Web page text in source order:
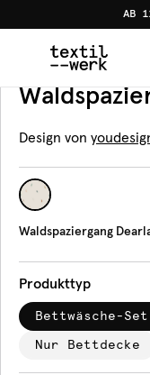
AB
Produkte
Bettwäsche
Design von
Waldspaziergang
Produkttyp
Bettwäsche-Set
Nur Bettdecke